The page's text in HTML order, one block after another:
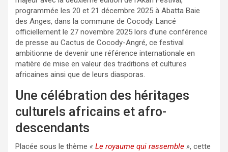
programmée les 20 et 21 décembre 2025 à Abatta Baie
des Anges, dans la commune de Cocody. Lancé
officiellement le 27 novembre 2025 lors d’une conférence
de presse au Cactus de Cocody-Angré, ce festival
ambitionne de devenir une référence internationale en
matière de mise en valeur des traditions et cultures
africaines ainsi que de leurs diasporas.
Une célébration des héritages
culturels africains et afro-
descendants
Placée sous le thème « Le royaume qui rassemble », cette